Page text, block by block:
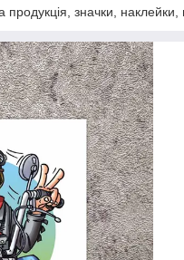
продукція, значки, наклейки,